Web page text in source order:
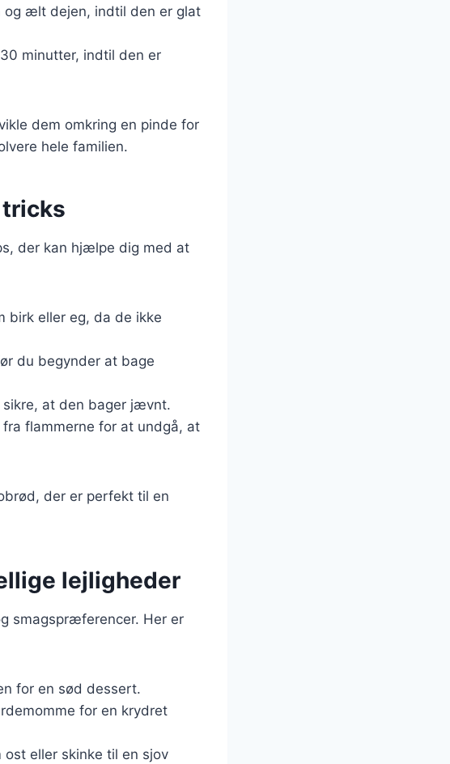
ælt dejen, indtil den er glat
minutter, indtil den er
dem omkring en pinde for
hele familien.
der kan hjælpe dig med at
birk eller eg, da de ikke
du begynder at bage
at den bager jævnt.
flammerne for at undgå, at
der er perfekt til en
lejligheder
smagspræferencer. Her er
for en sød dessert.
for en krydret
eller skinke til en sjov